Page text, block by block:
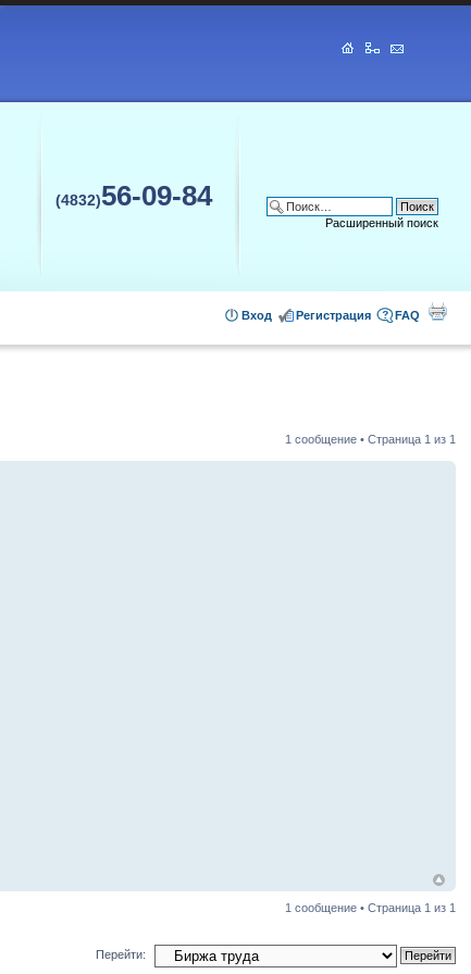
(4832)56-09-84
Расширенный поиск
FAQ
Регистрация
Вход
1 сообщение • Страница 1 из 1
1 сообщение • Страница 1 из 1
Перейти: